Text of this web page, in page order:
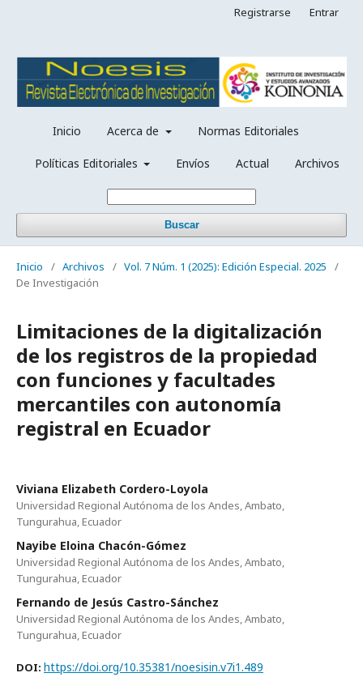
Inicio Acerca de Normas Editoriales
Políticas Editoriales Envíos Actual Archivos
Buscar
Registrarse Entrar
Inicio / Archivos / Vol. 7 Núm. 1 (2025): Edición Especial. 2025
/
De Investigación
Limitaciones de la digitalización
de los registros de la propiedad
con funciones y facultades
mercantiles con autonomía
registral en Ecuador
Viviana Elizabeth Cordero-Loyola
Universidad Regional Autónoma de los Andes, Ambato,
Tungurahua, Ecuador
Nayibe Eloina Chacón-Gómez
Universidad Regional Autónoma de los Andes, Ambato,
Tungurahua, Ecuador
Fernando de Jesús Castro-Sánchez
Universidad Regional Autónoma de los Andes, Ambato,
Tungurahua, Ecuador
DOI: https://doi.org/10.35381/noesisin.v7i1.489